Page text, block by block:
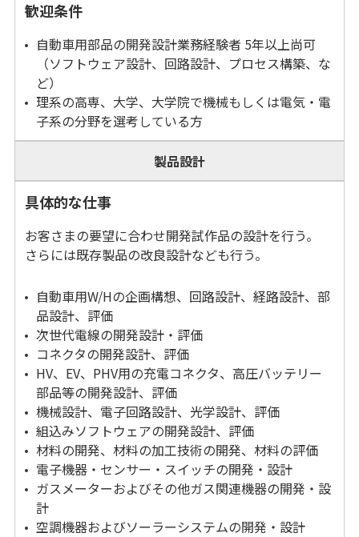
歓迎条件
自動車用部品の開発設計業務経験者 5年以上尚可
（ソフトウェア設計、回路設計、プロセス構築、な
ど）
理系の高専、大学、大学院で機械もしくは電気・電
子系の分野を選考している方
製品設計
具体的な仕事
お客さまの要望に合わせ開発試作品の設計を行う。
さらには既存製品の改良設計なども行う。
自動車用W/Hの企画構想、回路設計、経路設計、部
品設計、評価
次世代電線の開発設計・評価
コネクタの開発設計、評価
HV、EV、PHV用の充電コネクタ、高圧バッテリー
部品等の開発設計、評価
機械設計、電子回路設計、光学設計、評価
組込みソフトウェアの開発設計、評価
材料の開発、材料の加工技術の開発、材料の評価
電子機器・センサー・スイッチの開発・設計
ガスメーターおよびその他ガス関連機器の開発・設
計
空調機器およびソーラーシステムの開発・設計